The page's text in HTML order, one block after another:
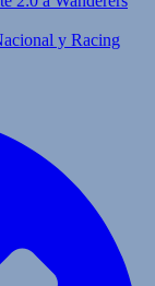
y Racing